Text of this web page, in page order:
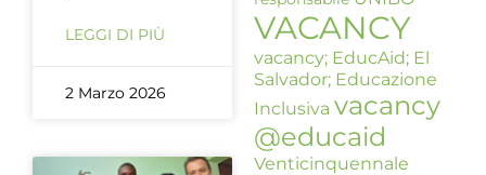
LEGGI DI PIÙ
2 Marzo 2026
VACANCY
vacancy; EducAid; El
Salvador; Educazione
Inclusiva vacancy
@educaid
Venticinquennale